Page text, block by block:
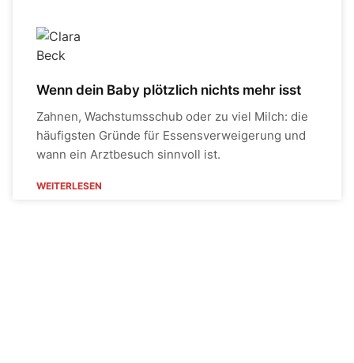
Wenn dein Baby plötzlich nichts mehr isst
Zahnen, Wachstumsschub oder zu viel Milch: die
häufigsten Gründe für Essensverweigerung und
wann ein Arztbesuch sinnvoll ist.
WEITERLESEN